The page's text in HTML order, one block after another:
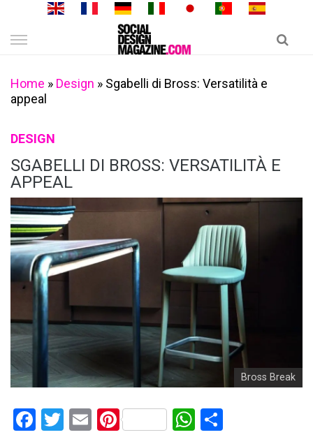
to
Home » Design » Sgabelli di Bross: Versatilità e
appeal
DESIGN
SGABELLI DI BROSS: VERSATILITÀ E
APPEAL
Bross Break
Facebook
Twitter
EmailPinterestWhatsApp